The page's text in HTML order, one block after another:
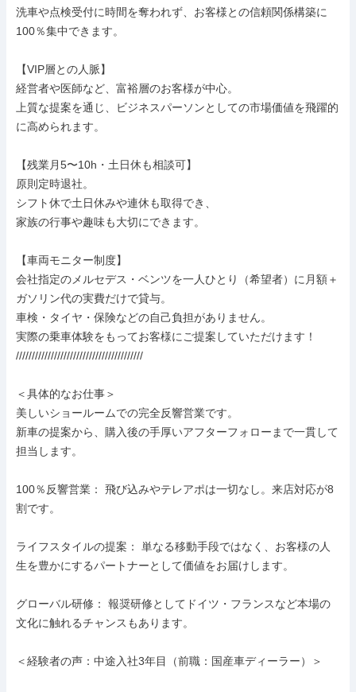
洗車や点検受付に時間を奪われず、お客様との信頼関係構築に
100％集中できます。
【VIP層との人脈】
経営者や医師など、富裕層のお客様が中心。
上質な提案を通じ、ビジネスパーソンとしての市場価値を飛躍的
に高められます。
【残業月5〜10h・土日休も相談可】
原則定時退社。
シフト休で土日休みや連休も取得でき、
家族の行事や趣味も大切にできます。
【車両モニター制度】
会社指定のメルセデス・ベンツを一人ひとり（希望者）に月額＋
ガソリン代の実費だけで貸与。
車検・タイヤ・保険などの自己負担がありません。
実際の乗車体験をもってお客様にご提案していただけます！
////////////////////////////////////////
＜具体的なお仕事＞
美しいショールームでの完全反響営業です。
新車の提案から、購入後の手厚いアフターフォローまで一貫して
担当します。
100％反響営業： 飛び込みやテレアポは一切なし。来店対応が8
割です。
ライフスタイルの提案： 単なる移動手段ではなく、お客様の人
生を豊かにするパートナーとして価値をお届けします。
グローバル研修： 報奨研修としてドイツ・フランスなど本場の
文化に触れるチャンスもあります。
＜経験者の声：中途入社3年目（前職：国産車ディーラー）＞